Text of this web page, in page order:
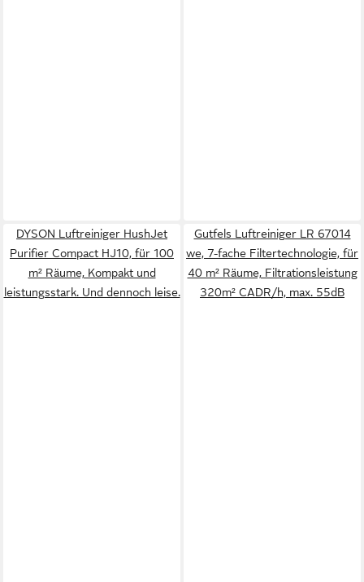
DYSON Luftreiniger HushJet
Purifier Compact HJ10, für 100
m² Räume, Kompakt und
leistungsstark. Und dennoch leise.
Gutfels Luftreiniger LR 67014
we, 7-fache Filtertechnologie, für
40 m² Räume, Filtrationsleistung
320m² CADR/h, max. 55dB